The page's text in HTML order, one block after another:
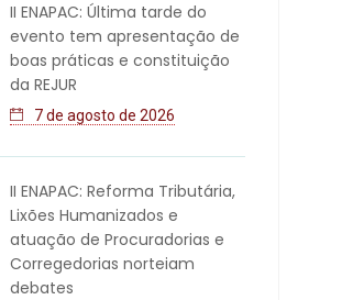
II ENAPAC: Última tarde do
evento tem apresentação de
boas práticas e constituição
da REJUR
7 de agosto de 2026
II ENAPAC: Reforma Tributária,
Lixões Humanizados e
atuação de Procuradorias e
Corregedorias norteiam
debates